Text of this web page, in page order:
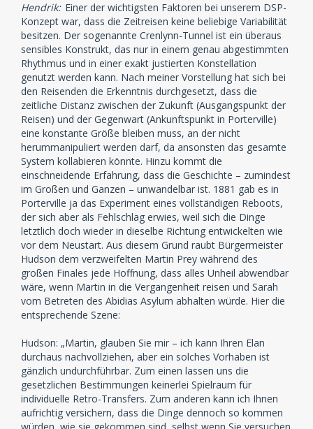
Hendrik: Einer der wichtigsten Faktoren bei unserem DSP-
Konzept war, dass die Zeitreisen keine beliebige Variabilität
besitzen. Der sogenannte Crenlynn-Tunnel ist ein überaus
sensibles Konstrukt, das nur in einem genau abgestimmten
Rhythmus und in einer exakt justierten Konstellation
genutzt werden kann. Nach meiner Vorstellung hat sich bei
den Reisenden die Erkenntnis durchgesetzt, dass die
zeitliche Distanz zwischen der Zukunft (Ausgangspunkt der
Reisen) und der Gegenwart (Ankunftspunkt in Porterville)
eine konstante Größe bleiben muss, an der nicht
herummanipuliert werden darf, da ansonsten das gesamte
System kollabieren könnte. Hinzu kommt die
einschneidende Erfahrung, dass die Geschichte – zumindest
im Großen und Ganzen – unwandelbar ist. 1881 gab es in
Porterville ja das Experiment eines vollständigen Reboots,
der sich aber als Fehlschlag erwies, weil sich die Dinge
letztlich doch wieder in dieselbe Richtung entwickelten wie
vor dem Neustart. Aus diesem Grund raubt Bürgermeister
Hudson dem verzweifelten Martin Prey während des
großen Finales jede Hoffnung, dass alles Unheil abwendbar
wäre, wenn Martin in die Vergangenheit reisen und Sarah
vom Betreten des Abidias Asylum abhalten würde. Hier die
entsprechende Szene:
Hudson: „Martin, glauben Sie mir – ich kann Ihren Elan
durchaus nachvollziehen, aber ein solches Vorhaben ist
gänzlich undurchführbar. Zum einen lassen uns die
gesetzlichen Bestimmungen keinerlei Spielraum für
individuelle Retro-Transfers. Zum anderen kann ich Ihnen
aufrichtig versichern, dass die Dinge dennoch so kommen